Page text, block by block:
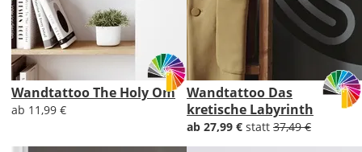
Wandtattoo The Holy Om
ab 11,99 €
Wandtattoo Das
kretische Labyrinth
ab 27,99 € statt 37,49 €